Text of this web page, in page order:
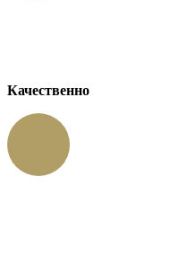
Качественно